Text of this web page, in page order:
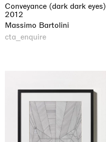
Conveyance (dark dark eyes)
2012
Massimo Bartolini
cta_enquire